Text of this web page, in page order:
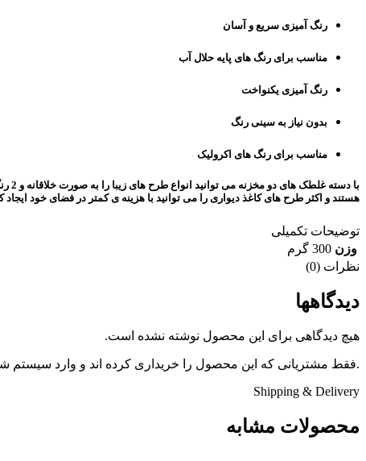
رنگ آمیزی سریع و آسان
مناسب برای رنگ های پایه حلال آب
رنگ آمیزی یکنواخت
بدون نیاز به سینی رنگ
مناسب برای رنگ های اکرولیک
با
هستند و اکثر طرح های کاغذ دیواری را می توانید با هزینه ی کمتر در فضای خود ایجاد
توضیحات تکمیلی
وزن 300 گرم
نظرات (0)
دیدگاهها
هیچ دیدگاهی برای این محصول نوشته نشده است.
.فقط مشتریانی که این محصول را خریداری کرده اند و وارد سیستم
Shipping & Delivery
محصولات مشابه